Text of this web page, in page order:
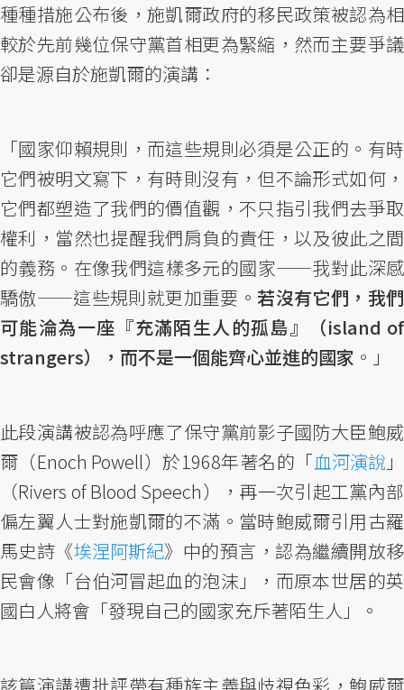
種種措施公布後，施凱爾政府的移民政策被認為相
較於先前幾位保守黨首相更為緊縮，然而主要爭議
卻是源自於施凱爾的演講：
「國家仰賴規則，而這些規則必須是公正的。有時
它們被明文寫下，有時則沒有，但不論形式如何，
它們都塑造了我們的價值觀，不只指引我們去爭取
權利，當然也提醒我們肩負的責任，以及彼此之間
的義務。在像我們這樣多元的國家——我對此深感
驕傲——這些規則就更加重要。若沒有它們，我們
可能淪為一座『充滿陌生人的孤島』（island of
strangers），而不是一個能齊心並進的國家 。」
此段演講被認為呼應了保守黨前影子國防大臣鮑威
爾（Enoch Powell）於1968年著名的「血河演說 」
（Rivers of Blood Speech），再一次引起工黨內部
偏左翼人士對施凱爾的不滿。當時鮑威爾引用古羅
馬史詩《埃涅阿斯紀》中的預言，認為繼續開放移
民會像「台伯河冒起血的泡沫」，而原本世居的英
國白人將會「發現自己的國家充斥著陌生人」。